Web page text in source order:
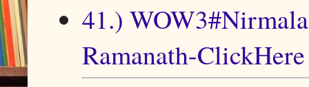
41.)
Ramanath-ClickHere